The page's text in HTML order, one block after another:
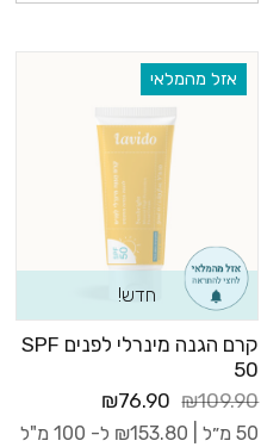
אזל מהמלאי
חדש!
קרם הגנה מינרלי לפנים SPF
50
₪109.90
₪76.90
50 מ״ל | ₪153.80 ל- 100 מ"ל